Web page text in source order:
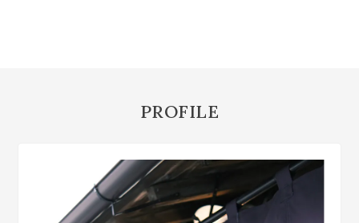
PROFILE